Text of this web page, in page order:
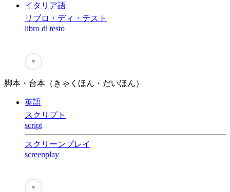
イタリア語
リブロ・ディ・テスト
libro di testo
♥
脚本・台本（きゃくほん・だいほん）
英語
スクリプト
script
スクリーンプレイ
screenplay
♥